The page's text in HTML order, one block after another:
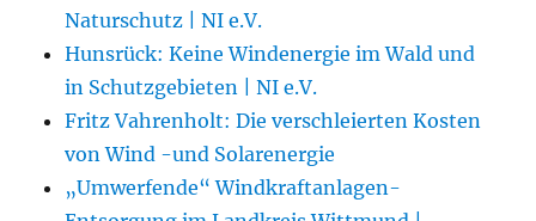
Naturschutz | NI e.V.
Hunsrück: Keine Windenergie im Wald und
in Schutzgebieten | NI e.V.
Fritz Vahrenholt: Die verschleierten Kosten
von Wind -und Solarenergie
„Umwerfende“ Windkraftanlagen-